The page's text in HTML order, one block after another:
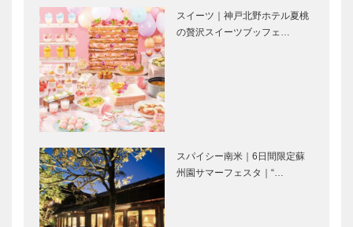
地域コミュニ
ティーの一員
として／おい
しい蜂蜜も魅
力です
淡路市 ええもんうまいも
んツアー
南あわじ市おもてなし事
業 ええもん体験ツアー
神戸市医師会
公開講座 く
スイーツ｜神戸北野ホテル夏桃
の贅沢スイーツブッフェ…
スパイシー南米｜6日間限定蘇
州園サマーフェスタ｜“…